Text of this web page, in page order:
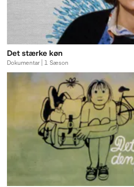
Det stærke køn
Dokumentar | 1 Sæson